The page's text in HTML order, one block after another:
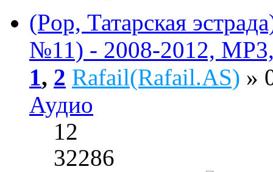
(Pop, Татарская
№11) - 2008-2012,
1, 2 Rafail(Rafail.AS) »
Аудио
12
32286